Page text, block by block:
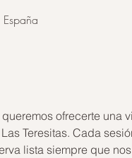
España
ofrecerte una
Teresitas. Cada
lista siempre que